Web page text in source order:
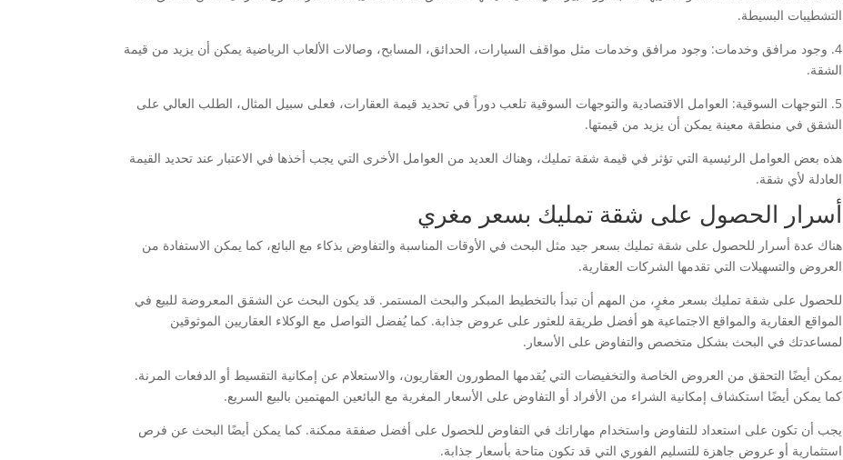
التشطيبات البسيطة.
4. وجود مرافق وخدمات: وجود مرافق وخدمات مثل مواقف السيارات، الحدائق، المسابح، وصالات الألعاب الرياضية يمكن أن يزيد من قيمة
الشقة.
5. التوجهات السوقية: العوامل الاقتصادية والتوجهات السوقية تلعب دوراً في تحديد قيمة العقارات، فعلى سبيل المثال، الطلب العالي على
الشقق في منطقة معينة يمكن أن يزيد من قيمتها.
هذه بعض العوامل الرئيسية التي تؤثر في قيمة شقة تمليك، وهناك العديد من العوامل الأخرى التي يجب أخذها في الاعتبار عند تحديد القيمة
العادلة لأي شقة.
أسرار الحصول على شقة تمليك بسعر مغري
هناك عدة أسرار للحصول على شقة تمليك بسعر جيد مثل البحث في الأوقات المناسبة والتفاوض بذكاء مع البائع، كما يمكن الاستفادة من
العروض والتسهيلات التي تقدمها الشركات العقارية.
للحصول على شقة تمليك بسعر مغرٍ، من المهم أن تبدأ بالتخطيط المبكر والبحث المستمر. قد يكون البحث عن الشقق المعروضة للبيع في
المواقع العقارية والمواقع الاجتماعية هو أفضل طريقة للعثور على عروض جذابة. كما يُفضل التواصل مع الوكلاء العقاريين الموثوقين
لمساعدتك في البحث بشكل متخصص والتفاوض على الأسعار.
يمكن أيضًا التحقق من العروض الخاصة والتخفيضات التي يُقدمها المطورون العقاريون، والاستعلام عن إمكانية التقسيط أو الدفعات المرنة.
كما يمكن أيضًا استكشاف إمكانية الشراء من الأفراد أو التفاوض على الأسعار المغرية مع البائعين المهتمين بالبيع السريع.
يجب أن تكون على استعداد للتفاوض واستخدام مهاراتك في التفاوض للحصول على أفضل صفقة ممكنة. كما يمكن أيضًا البحث عن فرص
استثمارية أو عروض جاهزة للتسليم الفوري التي قد تكون متاحة بأسعار جذابة.